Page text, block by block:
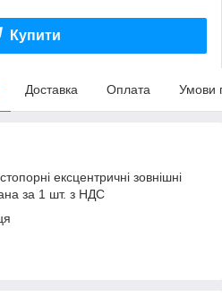
Купити
Доставка Оплата Умови
ексцентричні зовнішні
за 1 шт. з НДС